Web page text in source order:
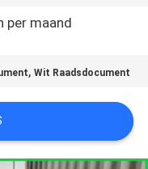
per maand
,Wit Raadsdocument